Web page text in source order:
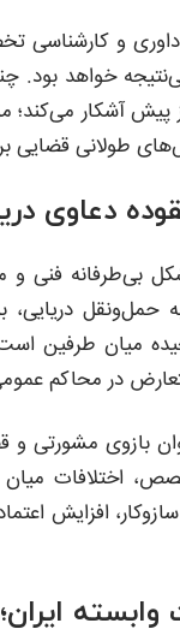
و کارشناسی
خواهد
پیش آشکار
طولانی قضایی
دعاوی
فنی و
حمل‌ونقل
میان طرفین
در محاکم
بازوی مشورتی
اختلافات
افزایش